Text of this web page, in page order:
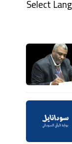
Select